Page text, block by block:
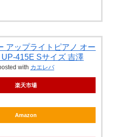
アップライトピアノ オー
UP-415E Sサイズ 吉澤
with カエレバ
楽天市場
Amazon